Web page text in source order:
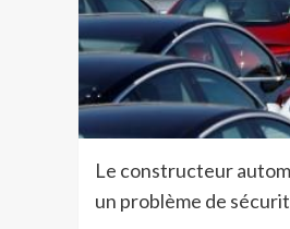
Le constructeur
un problème de